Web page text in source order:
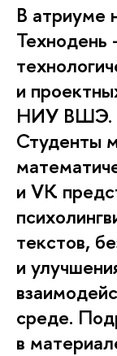
В атриуме
и
НИУ ВШЭ.
Студенты
и VK
текстов,
и
среде.
в